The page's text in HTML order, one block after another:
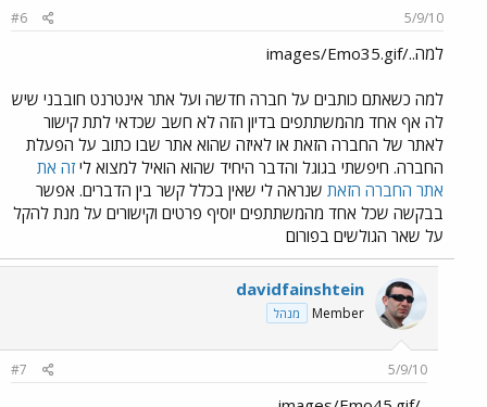
5/9/10
#6
למה../images/Emo35.gif
למה כשאתם כותבים על חברה חדשה ועל אתר אינטרנט חובבני שיש
לה אף אחד מהמשתתפים בדיון הזה לא חשב שכדאי לתת קישור
לאתר של החברה הזאת או לאיזה שהוא אתר שבו כתוב על הפעלת
החברה. חיפשתי בגוגל והדבר היחיד שהוא הואיל למצוא ליזה את
אתר החברה הזאת שנראה לי שאין בכלל קשר בין הדברים. אפשר
בבקשה שכל אחד מהמשתתפים יוסיף פרטים וקישורים על מנת להקל
על שאר הגולשים בפורום
davidfainshtein
Member מנהל
5/9/10
#7